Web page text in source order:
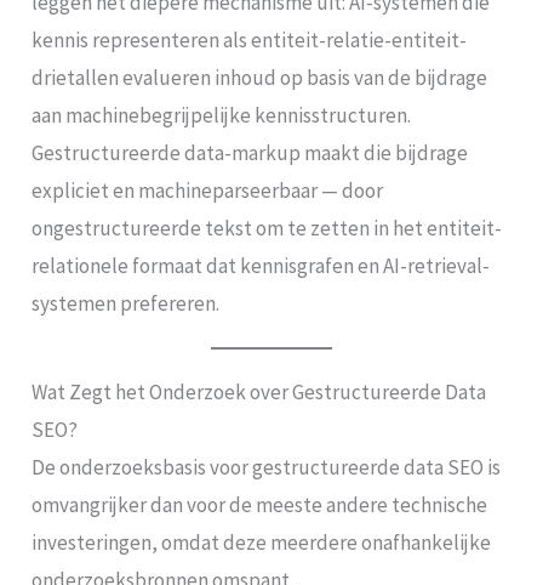
kennis representeren als entiteit-relatie-entiteit-
drietallen evalueren inhoud op basis van de bijdrage
aan machinebegrijpelijke kennisstructuren.
Gestructureerde data-markup maakt die bijdrage
expliciet en machineparseerbaar — door
ongestructureerde tekst om te zetten in het entiteit-
relationele formaat dat kennisgrafen en AI-retrieval-
systemen prefereren.
Wat Zegt het Onderzoek over Gestructureerde Data
SEO?
De onderzoeksbasis voor gestructureerde data SEO is
omvangrijker dan voor de meeste andere technische
investeringen, omdat deze meerdere onafhankelijke